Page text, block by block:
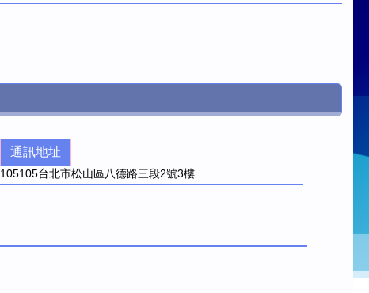
通訊地址
105105台北市松山區八德路三段2號3樓